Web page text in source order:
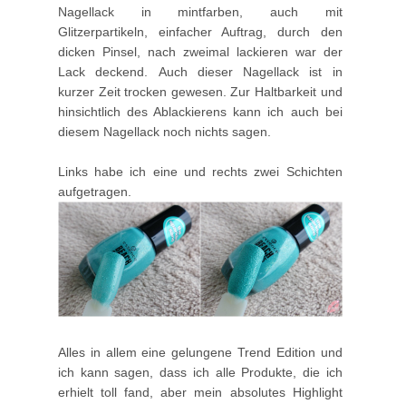
Nagellack in mintfarben, auch mit
Glitzerpartikeln, einfacher Auftrag, durch den
dicken Pinsel, nach zweimal lackieren war der
Lack deckend. Auch dieser Nagellack ist in
kurzer Zeit trocken gewesen. Zur Haltbarkeit und
hinsichtlich des Ablackierens kann ich auch bei
diesem Nagellack noch nichts sagen.
Links habe ich eine und rechts zwei Schichten
aufgetragen.
Alles in allem eine gelungene Trend Edition und
ich kann sagen, dass ich alle Produkte, die ich
erhielt toll fand, aber mein absolutes Highlight